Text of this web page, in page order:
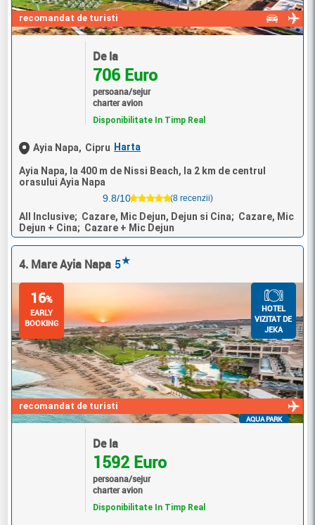
recomandat de turisti
De la
706 Euro
persoana/sejur
charter avion
Disponibilitate In Timp Real
Ayia Napa, Cipru Harta
Ayia Napa, la 400 m de Nissi Beach, la 2 km de centrul
orasului Ayia Napa
9.8/10
(8 recenzii)
All Inclusive; Cazare, Mic Dejun, Dejun si Cina; Cazare, Mic
Dejun + Cina; Cazare + Mic Dejun
4. Mare Ayia Napa 5★
recomandat de turisti
16%
EARLY
BOOKING
HOTEL
VIZITAT DE
JEKA
AQUA PARK
De la
1592 Euro
persoana/sejur
charter avion
Disponibilitate In Timp Real